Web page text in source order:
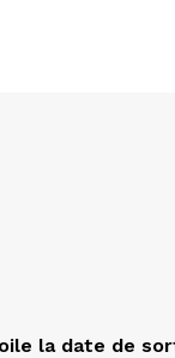
la date de